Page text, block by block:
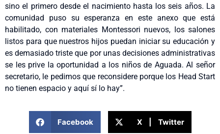
sino el primero desde el nacimiento hasta los seis años. La
comunidad puso su esperanza en este anexo que está
habilitado, con materiales Montessori nuevos, los salones
listos para que nuestros hijos puedan iniciar su educación y
es demasiado triste que por unas decisiones administrativas
se les prive la oportunidad a los niños de Aguada. Al señor
secretario, le pedimos que reconsidere porque los Head Start
no tienen espacio y aquí sí lo hay”.
Facebook X | Twitter